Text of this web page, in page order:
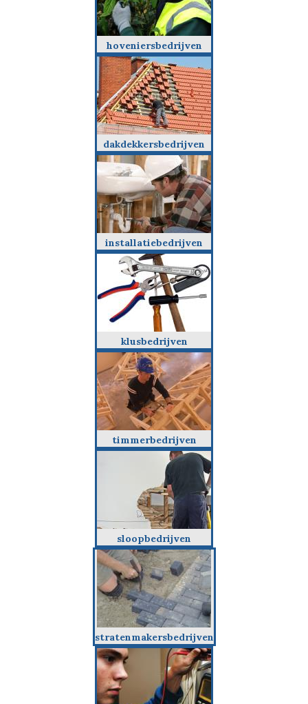
hoveniersbedrijven
dakdekkersbedrijven
installatiebedrijven
klusbedrijven
timmerbedrijven
sloopbedrijven
stratenmakersbedrijven